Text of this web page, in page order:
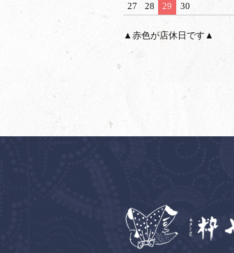
27
28 29 30
▲赤色が店休日です▲